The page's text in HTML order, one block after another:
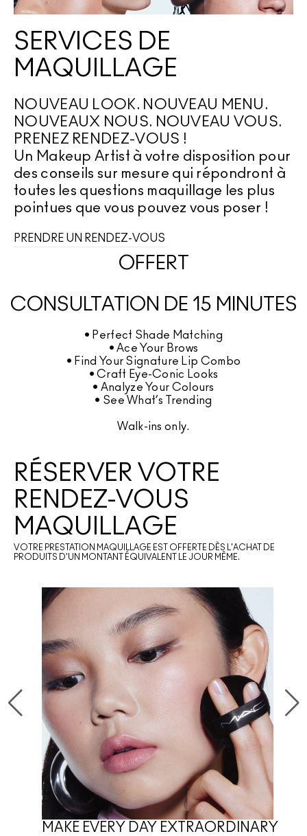
VOIR TOUT - YEUX
SERVICES DE
MAQUILLAGE
NOUVEAU LOOK. NOUVEAU MENU.
NOUVEAUX NOUS. NOUVEAU VOUS.
PRENEZ RENDEZ-VOUS !
Un Makeup Artist à votre disposition pour
des conseils sur mesure qui répondront à
toutes les questions maquillage les plus
pointues que vous pouvez vous poser !
PRENDRE UN RENDEZ-VOUS
OFFERT
CONSULTATION DE 15 MINUTES
• Perfect Shade Matching
• Ace Your Brows
• Find Your Signature Lip Combo
• Craft Eye-Conic Looks
• Analyze Your Colours
• See What’s Trending
Walk-ins only.
RÉSERVER VOTRE
RENDEZ-VOUS
MAQUILLAGE
VOTRE PRESTATION MAQUILLAGE EST OFFERTE DÈS L'ACHAT DE
PRODUITS D'UN MONTANT ÉQUIVALENT LE JOUR MÊME.
MAKE EVERY DAY EXTRAORDINARY